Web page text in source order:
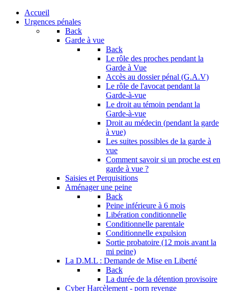
Accueil
Urgences pénales
Back
Garde à vue
Back
Le rôle des proches pendant la
Garde à Vue
Accès au dossier pénal (G.A.V)
Le rôle de l'avocat pendant la
Garde-à-vue
Le droit au témoin pendant la
Garde-à-vue
Droit au médecin (pendant la garde
à vue)
Les suites possibles de la garde à
vue
Comment savoir si un proche est en
garde à vue ?
Saisies et Perquisitions
Aménager une peine
Back
Peine inférieure à 6 mois
Libération conditionnelle
Conditionnelle parentale
Conditionnelle expulsion
Sortie probatoire (12 mois avant la
mi peine)
La D.M.L : Demande de Mise en Liberté
Back
La durée de la détention provisoire
Cyber Harcèlement - porn revenge